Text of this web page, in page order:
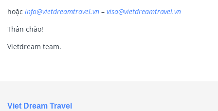
hoặc info@vietdreamtravel.vn – visa@vietdreamtravel.vn
Thân chào!
Vietdream team.
Viet Dream Travel